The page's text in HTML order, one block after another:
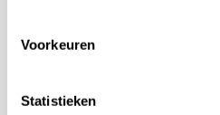
Voorkeuren
Statistieken